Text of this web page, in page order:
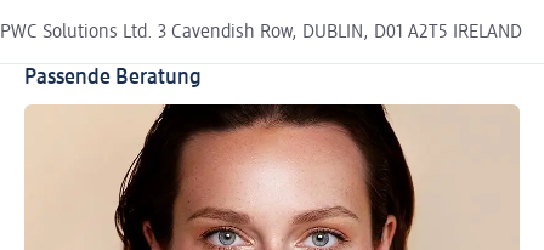
PWC Solutions Ltd. 3 Cavendish Row, DUBLIN, D01 A2T5 IRELAND
Passende Beratung